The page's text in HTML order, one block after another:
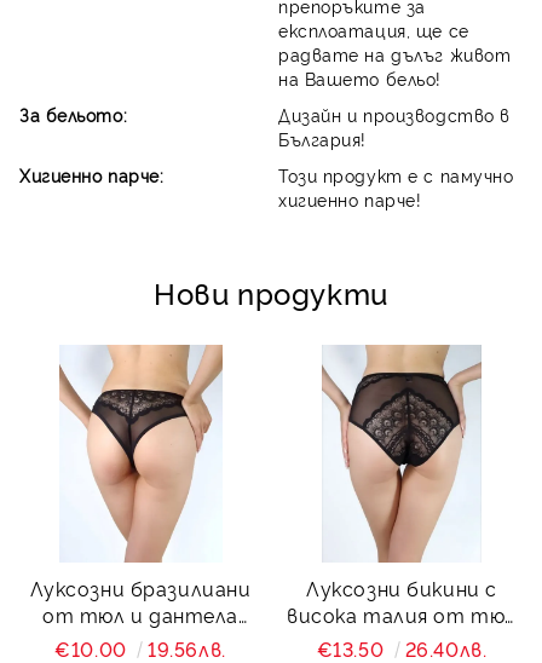
препоръките за
експлоатация, ще се
радвате на дълъг живот
на Вашето бельо!
За бельото:
Дизайн и производство в
България!
Хигиенно парче:
Този продукт е с памучно
хигиенно парче!
Нови продукти
Луксозни бразилиани
от тюл и дантела
Charity
€10.00 19.56лв.
Луксозни бикини с
висока талия от тюл
и дантела Charity
€13.50 26.40лв.